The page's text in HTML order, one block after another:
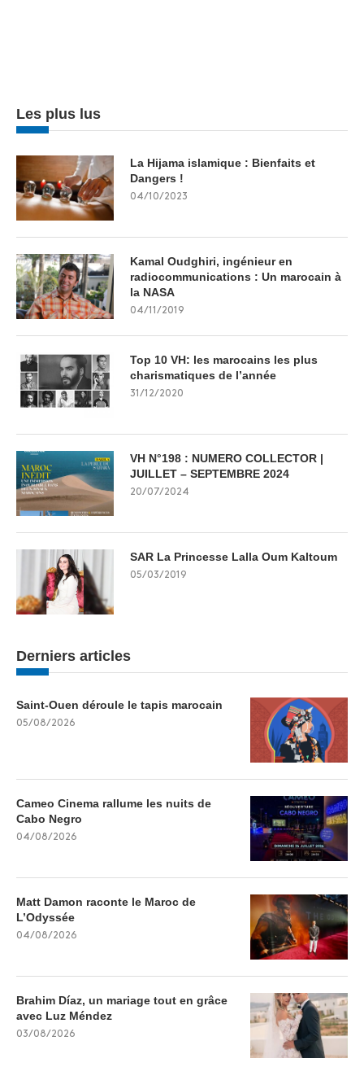
Les plus lus
La Hijama islamique : Bienfaits et
Dangers !
04/10/2023
Kamal Oudghiri, ingénieur en
radiocommunications : Un marocain à
la NASA
04/11/2019
Top 10 VH: les marocains les plus
charismatiques de l’année
31/12/2020
VH N°198 : NUMERO COLLECTOR |
JUILLET – SEPTEMBRE 2024
20/07/2024
SAR La Princesse Lalla Oum Kaltoum
05/03/2019
Derniers articles
Saint-Ouen déroule le tapis marocain
05/08/2026
Cameo Cinema rallume les nuits de
Cabo Negro
04/08/2026
Matt Damon raconte le Maroc de
L’Odyssée
04/08/2026
Brahim Díaz, un mariage tout en grâce
avec Luz Méndez
03/08/2026